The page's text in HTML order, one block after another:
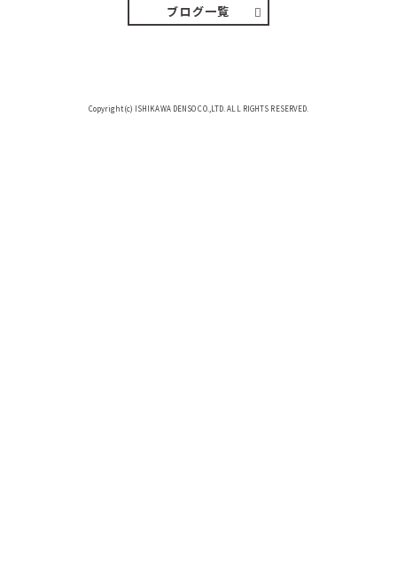
ブログ一覧
Copyright(c) ISHIKAWA DENSO CO.,LTD. ALL RIGHTS RESERVED.